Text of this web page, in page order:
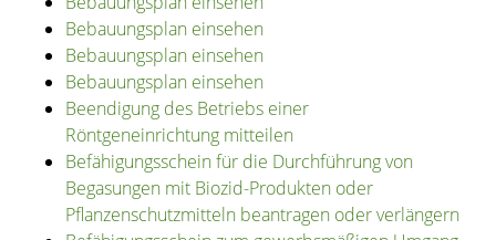
Bebauungsplan einsehen
Bebauungsplan einsehen
Bebauungsplan einsehen
Beendigung des Betriebs einer
Röntgeneinrichtung mitteilen
Befähigungsschein für die Durchführung von
Begasungen mit Biozid-Produkten oder
Pflanzenschutzmitteln beantragen oder verlängern